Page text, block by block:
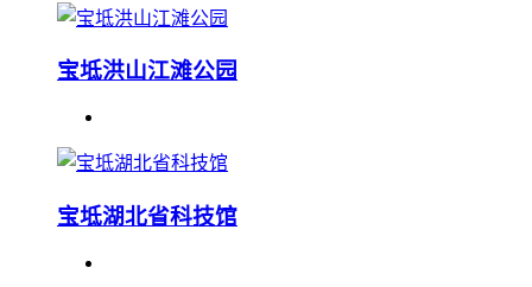
宝坻洪山江滩公园
宝坻湖北省科技馆